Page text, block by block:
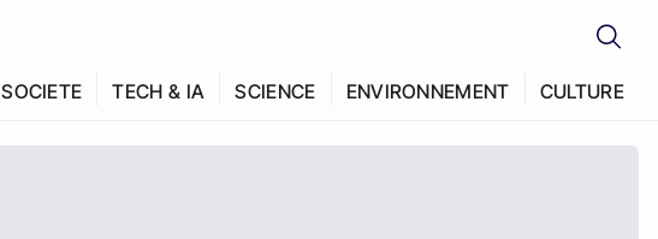
SOCIETE TECH & IA SCIENCE ENVIRONNEMENT CULTURE